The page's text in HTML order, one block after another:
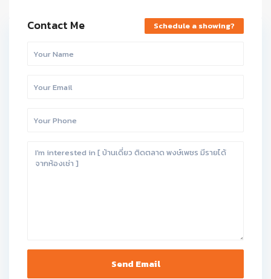
Contact Me Schedule a showing?